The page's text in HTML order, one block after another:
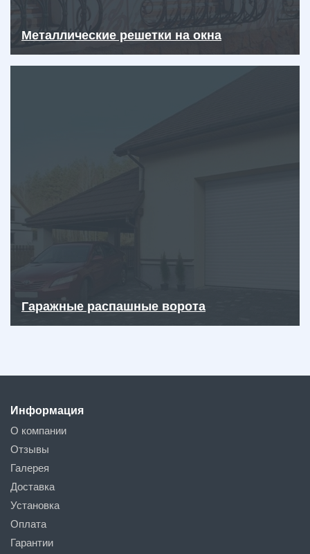
Металлические решетки на окна
Гаражные распашные ворота
Информация
О компании
Отзывы
Галерея
Доставка
Установка
Оплата
Гарантии